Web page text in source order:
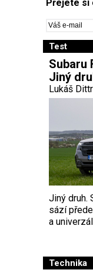
Přejete
Test
Subaru
Jiný
Lukáš
Jiný druh.
sází
a
Technika